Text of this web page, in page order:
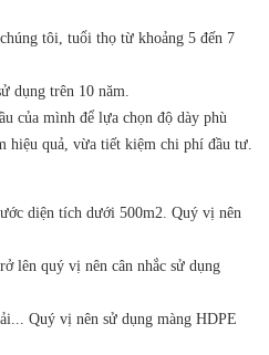
tôi, tuổi thọ từ khoảng 5 đến 7
dụng trên 10 năm.
của mình để lựa chọn độ dày phù
hiệu quả, vừa tiết kiệm chi phí đầu tư.
diện tích dưới 500m2. Quý vị nên
lên quý vị nên cân nhắc sử dụng
Quý vị nên sử dụng màng HDPE